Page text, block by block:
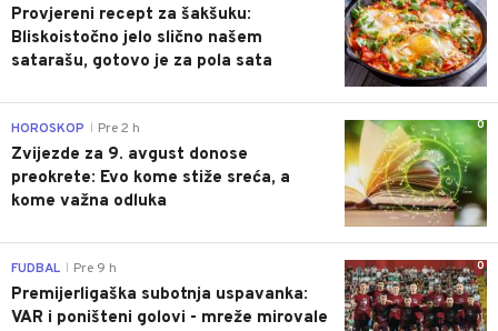
Provjereni recept za šakšuku:
Bliskoistočno jelo slično našem
satarašu, gotovo je za pola sata
0
HOROSKOP Pre 2 h
Zvijezde za 9. avgust donose
preokrete: Evo kome stiže sreća, a
kome važna odluka
0
FUDBAL Pre 9 h
Premijerligaška subotnja uspavanka:
VAR i poništeni golovi - mreže mirovale